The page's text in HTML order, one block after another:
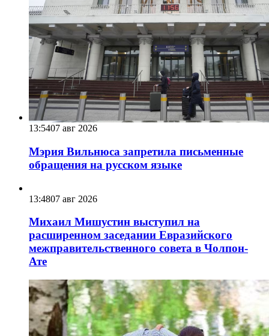
13:5407 авг 2026
Мэрия Вильнюса запретила письменные
обращения на русском языке
13:4807 авг 2026
Михаил Мишустин выступил на
расширенном заседании Евразийского
межправительственного совета в Чолпон-
Ате